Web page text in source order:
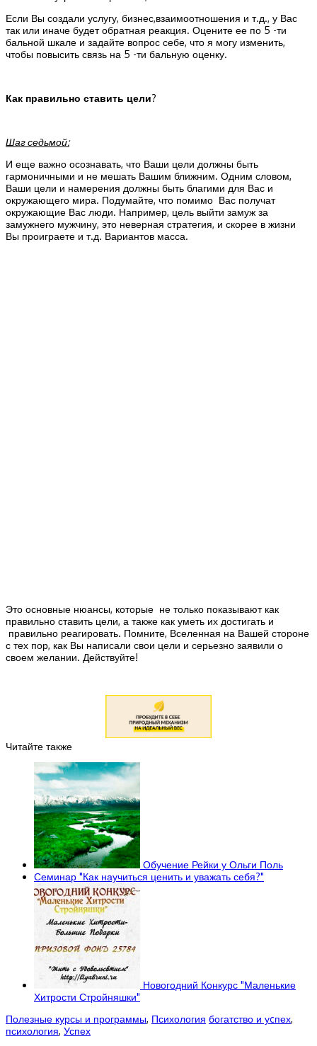
Если Вы создали услугу, бизнес,взаимоотношения и т.д., у Вас
так или иначе будет обратная реакция. Оцените ее по 5 -ти
бальной шкале и задайте вопрос себе, что я могу изменить,
чтобы повысить связь на 5 -ти бальную оценку.
Как правильно ставить цели?
Шаг седьмой:
И еще важно осознавать, что Ваши цели должны быть
гармоничными и не мешать Вашим ближним. Одним словом,
Ваши цели и намерения должны быть благими для Вас и
окружающего мира. Подумайте, что помимо Вас получат
окружающие Вас люди. Например, цель выйти замуж за
замужнего мужчину, это неверная стратегия, и скорее в жизни
Вы проиграете и т.д. Вариантов масса.
Это основные нюансы, которые не только показывают как
правильно ставить цели, а также как уметь их достигать и
правильно реагировать. Помните, Вселенная на Вашей стороне
с тех пор, как Вы написали свои цели и серьезно заявили о
своем желании. Действуйте!
Читайте также
Обучение Рейки у Ольги Поль
Семинар "Как научиться ценить и уважать себя?"
Новогодний Конкурс "Маленькие
Хитрости Стройняшки"
Полезные курсы и программы, Психология богатство и уcпех,
психология, Успех